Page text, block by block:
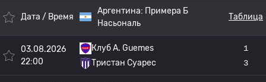
Дата / Время
Аргентина: Примера Б
Насьональ
Таблица
03.08.2026
22:00
Клуб А. Guemes
Тристан Суарес
1
3